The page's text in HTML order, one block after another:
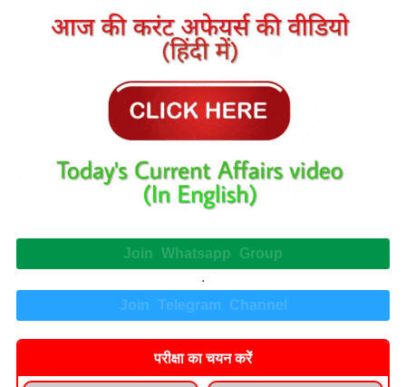
Join Whatsapp Group
.
Join Telegram Channel
परीक्षा का चयन करें